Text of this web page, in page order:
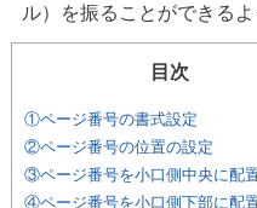
ル）を振ることができるよ
目次
①ページ番号の書式設定
②ページ番号の位置の設定
③ページ番号を小口側中央に配
④ページ番号を小口側下部に配